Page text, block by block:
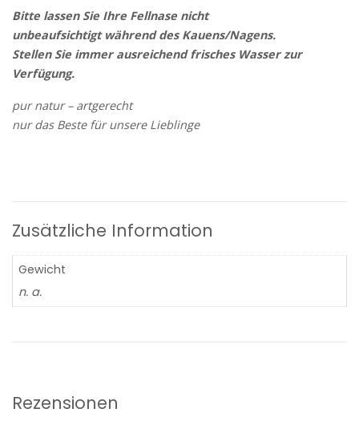
Bitte lassen Sie Ihre Fellnase nicht
unbeaufsichtigt während des Kauens/Nagens.
Stellen Sie immer ausreichend frisches Wasser zur
Verfügung.
pur natur – artgerecht
nur das Beste für unsere Lieblinge
Zusätzliche Information
Gewicht
n. a.
Rezensionen